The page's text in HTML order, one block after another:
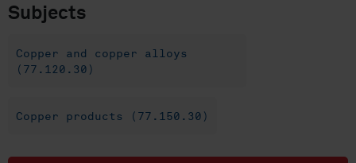
Subjects
Copper and copper alloys
(77.120.30)
Copper products (77.150.30)